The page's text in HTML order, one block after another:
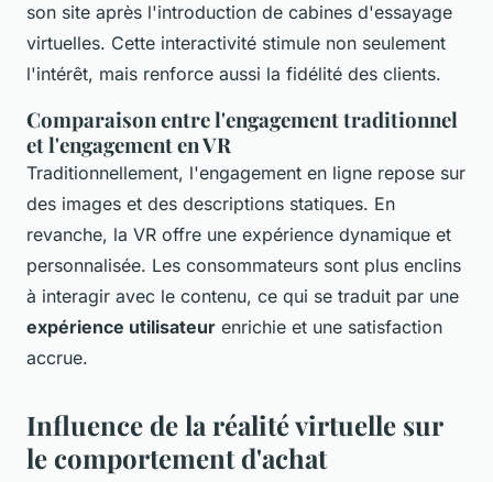
son site après l'introduction de cabines d'essayage
virtuelles. Cette interactivité stimule non seulement
l'intérêt, mais renforce aussi la fidélité des clients.
Comparaison entre l'engagement traditionnel
et l'engagement en VR
Traditionnellement, l'engagement en ligne repose sur
des images et des descriptions statiques. En
revanche, la VR offre une expérience dynamique et
personnalisée. Les consommateurs sont plus enclins
à interagir avec le contenu, ce qui se traduit par une
expérience utilisateur enrichie et une satisfaction
accrue.
Influence de la réalité virtuelle sur
le comportement d'achat